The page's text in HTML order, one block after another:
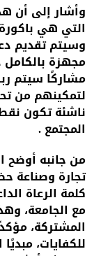
وأشار إلى أن
التي هي باكورة
وسيتم تقديم
مجهزة بالكامل
مشاركًا سيتم
لتمكينهم من
ناشئة تكون
المجتمع .
من جانبه أوضح
تجارة وصناعة
كلمة الرعاة
مع الجامعة،
المشتركة،
للكفايات،